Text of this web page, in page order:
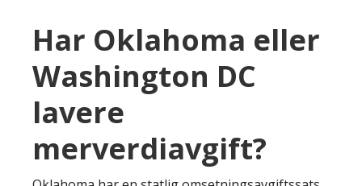
Har Oklahoma eller
Washington DC
lavere
merverdiavgift?